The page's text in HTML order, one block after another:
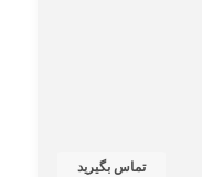
تماس بگیرید